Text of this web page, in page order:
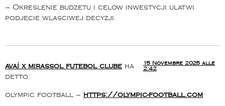
– Okreslenie budzetu i celow inwestycji ulatwi
podjecie wlasciwej decyzji.
avaí x mirassol futebol clube ha
detto:
15 Novembre 2025 alle
2:42
olympic football – https://olympic-football.com